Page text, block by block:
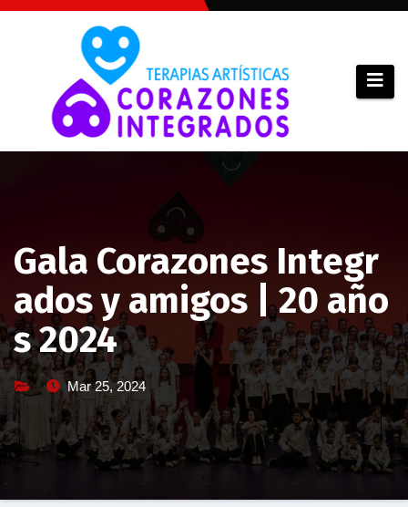
Saltar
Gala Corazones Integr
ados y amigos | 20 año
s 2024
Mar 25, 2024